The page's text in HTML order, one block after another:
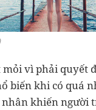
vì phải quyết
biến khi có quá
khiến người